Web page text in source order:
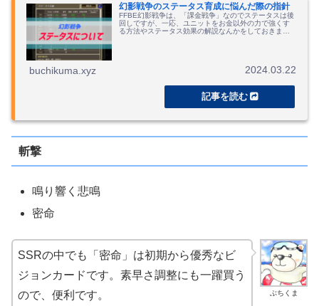
幻影戦争のステータス育成に悩んだ際の指針
FFBE幻影戦争は、「課金戦争」なのでステータスは後
回しですが、一応、ユニットをお金以外の力で強くす
る方法やステータス効果の解説なんかをしておきま
buchikuma.xyz 2024.03.22
斬撃
鳴り響く悲鳴
密命
ぶちくま
SSRの中でも「密命」は初期から優秀なビ
ジョンカードです。素早さ調整にも一躍買う
ので、便利です。